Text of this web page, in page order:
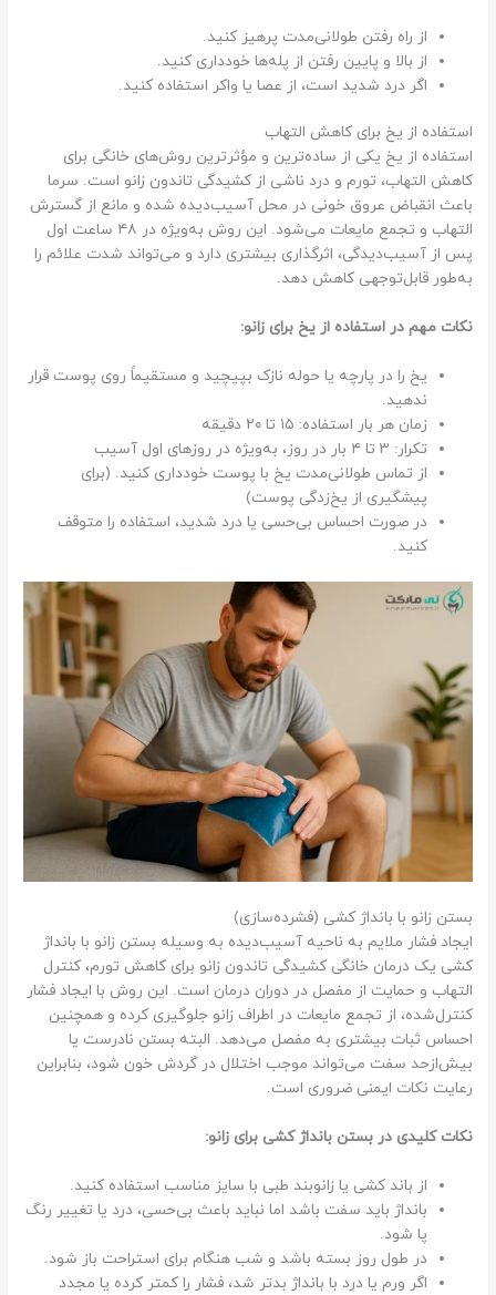
از راه رفتن طولانی‌مدت پرهیز کنید.
از بالا و پایین رفتن از پله‌ها خودداری کنید.
اگر درد شدید است، از عصا یا واکر استفاده کنید.
استفاده از یخ برای کاهش التهاب
استفاده از یخ یکی از ساده‌ترین و مؤثرترین روش‌های خانگی برای
کاهش التهاب، تورم و درد ناشی از کشیدگی تاندون زانو است. سرما
باعث انقباض عروق خونی در محل آسیب‌دیده شده و مانع از گسترش
التهاب و تجمع مایعات می‌شود. این روش به‌ویژه در ۴۸ ساعت اول
پس از آسیب‌دیدگی، اثرگذاری بیشتری دارد و می‌تواند شدت علائم را
به‌طور قابل‌توجهی کاهش دهد.
نکات مهم در استفاده از یخ برای زانو:
یخ را در پارچه یا حوله نازک بپیچید و مستقیماً روی پوست قرار
ندهید.
زمان هر بار استفاده: ۱۵ تا ۲۰ دقیقه
تکرار: ۳ تا ۴ بار در روز، به‌ویژه در روزهای اول آسیب
از تماس طولانی‌مدت یخ با پوست خودداری کنید. (برای
پیشگیری از یخ‌زدگی پوست)
در صورت احساس بی‌حسی یا درد شدید، استفاده را متوقف
کنید.
بستن زانو با بانداژ کشی (فشرده‌سازی)
ایجاد فشار ملایم به ناحیه آسیب‌دیده به وسیله بستن زانو با بانداژ
کشی یک درمان خانگی کشیدگی تاندون زانو برای کاهش تورم، کنترل
التهاب و حمایت از مفصل در دوران درمان است. این روش با ایجاد فشار
کنترل‌شده، از تجمع مایعات در اطراف زانو جلوگیری کرده و همچنین
احساس ثبات بیشتری به مفصل می‌دهد. البته بستن نادرست یا
بیش‌ازحد سفت می‌تواند موجب اختلال در گردش خون شود، بنابراین
رعایت نکات ایمنی ضروری است.
نکات کلیدی در بستن بانداژ کشی برای زانو:
از باند کشی یا زانوبند طبی با سایز مناسب استفاده کنید.
بانداژ باید سفت باشد اما نباید باعث بی‌حسی، درد یا تغییر رنگ
پا شود.
در طول روز بسته باشد و شب هنگام برای استراحت باز شود.
اگر ورم یا درد با بانداژ بدتر شد، فشار را کمتر کرده یا مجدد